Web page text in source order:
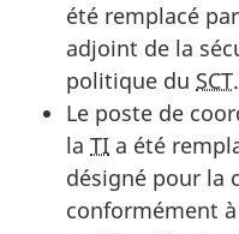
été remplacé
adjoint de la
politique du SCT.
Le poste de
la TI a été
désigné pour la
conformément